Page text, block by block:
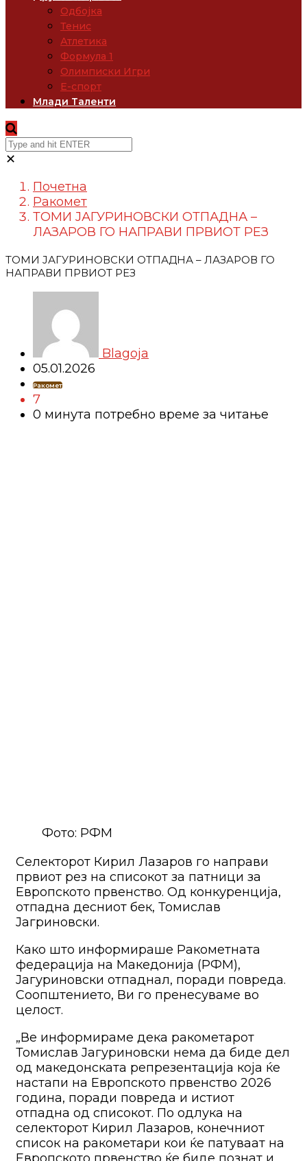
Одбојка
Тенис
Атлетика
Формула 1
Олимписки Игри
Е-спорт
Млади Таленти
✕
Почетна
Ракомет
ТОМИ ЈАГУРИНОВСКИ ОТПАДНА –
ЛАЗАРОВ ГО НАПРАВИ ПРВИОТ РЕЗ
ТОМИ ЈАГУРИНОВСКИ ОТПАДНА – ЛАЗАРОВ ГО
НАПРАВИ ПРВИОТ РЕЗ
Blagoja
05.01.2026
Ракомет
7
0 минутa потребно време за читање
Фото: РФМ
Селекторот Кирил Лазаров го направи
првиот рез на списокот за патници за
Европското првенство. Од конкуренција,
отпадна десниот бек, Томислав
Јагриновски.
Како што информираше Ракометната
федерација на Македонија (РФМ),
Јагуриновски отпаднал, поради повреда.
Соопштението, Ви го пренесуваме во
целост.
„Ве информираме дека ракометарот
Томислав Јагуриновски нема да биде дел
од македонската репрезентација која ќе
настапи на Европското првенство 2026
година, поради повреда и истиот
отпадна од списокот. По одлука на
селекторот Кирил Лазаров, конечниот
список на ракометари кои ќе патуваат на